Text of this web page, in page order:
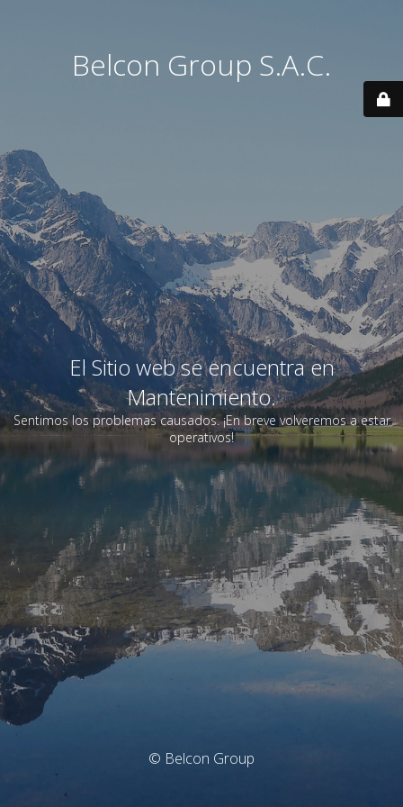
Belcon Group S.A.C.
El Sitio web se encuentra en
Mantenimiento.
Sentimos los problemas causados. ¡En breve volveremos a estar
operativos!
© Belcon Group